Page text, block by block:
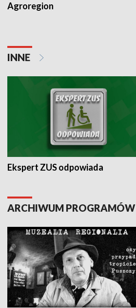
Agroregion
INNE
Ekspert ZUS odpowiada
ARCHIWUM PROGRAMÓW